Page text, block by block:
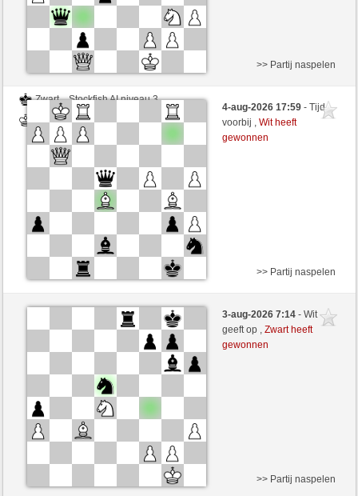
Zwart
Stockfish AI niveau 3
zionovi (1177)
>> Partij naspelen
4-aug-2026 17:59- Tijd
voorbij ,Wit heeft
gewonnen
Wit
Midan (1272) (+12)
zionovi (1189) (-12)
Speelduur: 15 minutes/side + 8 seconds/move
Partij telt mee voor de ranglijst
>> Partij naspelen
3-aug-2026 7:14- Wit
geeft op ,Zwart heeft
gewonnen
>> Partij naspelen